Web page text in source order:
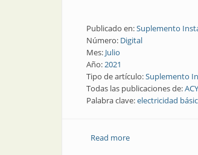
Publicado en:Suplemento
Número: Digital
Mes: Julio
Año:2021
Tipo de artículo:Suplemento
Todas las publicaciones de:
Palabra clave:electricidad
Read moreabout Cursos y